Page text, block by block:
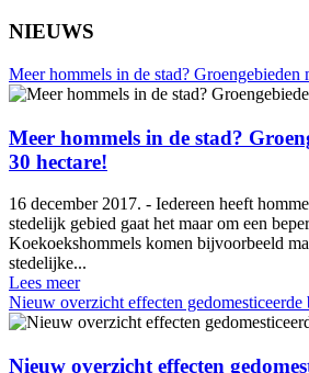
NIEUWS
Meer hommels in de stad? Groengebieden
Meer hommels in de stad?
30 hectare!
16 december 2017. - Iedereen heeft
stedelijk gebied gaat het maar om een
Koekoekshommels komen bijvoorbeeld
stedelijke...
Lees meer
Nieuw overzicht effecten
Nieuw overzicht effecten